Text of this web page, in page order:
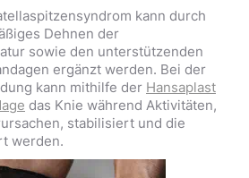
kann durch
Dehnen der
sowie den unterstützenden
ergänzt werden. Bei der
kann mithilfe der Hansaplast
das Knie während Aktivitäten,
stabilisiert und die
werden.